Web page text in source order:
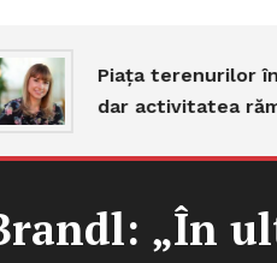
Piața terenurilor
dar activitatea rămâne
„În